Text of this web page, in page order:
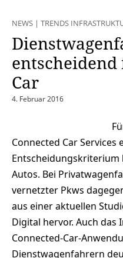
NEWS | TRENDS
Car
4. Februar 2016
Connected Car Services
Entscheidungskriterium
Autos. Bei
vernetzter Pkws
aus einer aktuellen
Digital hervor. Auch das
Connected-Car-
Dienstwagenfahrern